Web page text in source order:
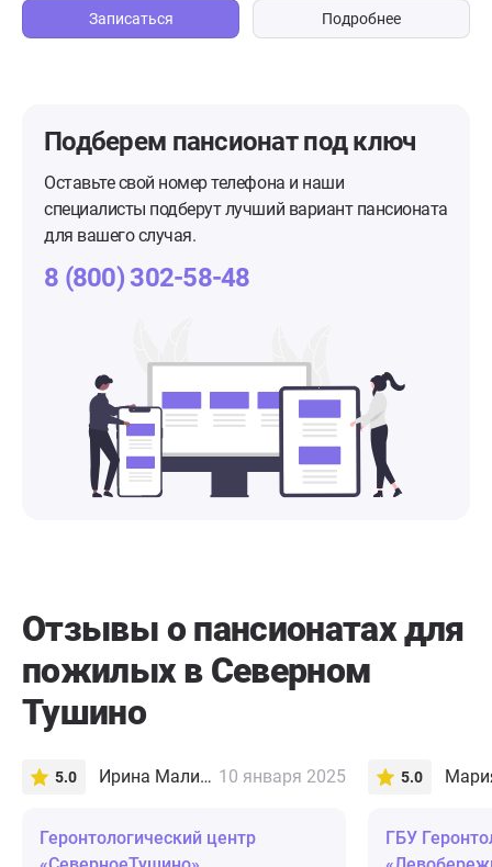
Записаться Подробнее
Подберем пансионатпод ключ
Оставьте свой номер телефона и наши
специалисты подберут лучший вариант пансионата
для вашего случая.
8 (800) 302-58-48
Отзывы о пансионатах для
пожилых в Северном
Тушино
5.0 Ирина Малина 10 января 2025
Геронтологический центр
5.0
ГБУ